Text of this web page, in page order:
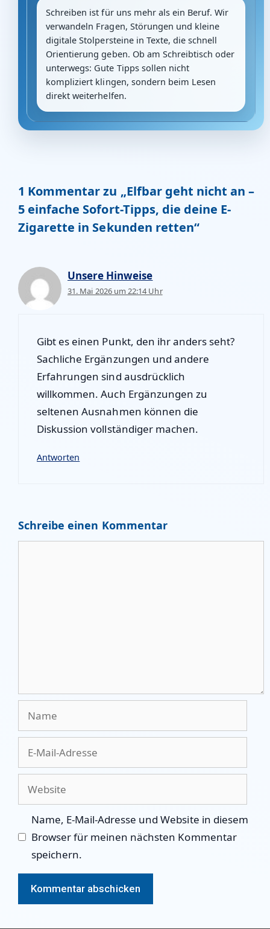
Schreiben ist für uns mehr als ein Beruf. Wir
verwandeln Fragen, Störungen und kleine
digitale Stolpersteine in Texte, die schnell
Orientierung geben. Ob am Schreibtisch oder
unterwegs: Gute Tipps sollen nicht
kompliziert klingen, sondern beim Lesen
direkt weiterhelfen.
1 Kommentar zu „Elfbar geht nicht an –
5 einfache Sofort-Tipps, die deine E-
Zigarette in Sekunden retten“
Unsere Hinweise
31. Mai 2026 um 22:14 Uhr
Gibt es einen Punkt, den ihr anders seht?
Sachliche Ergänzungen und andere
Erfahrungen sind ausdrücklich
willkommen. Auch Ergänzungen zu
seltenen Ausnahmen können die
Diskussion vollständiger machen.
Antworten
Schreibe einen Kommentar
Name, E-Mail-Adresse und Website in diesem
Browser für meinen nächsten Kommentar
speichern.